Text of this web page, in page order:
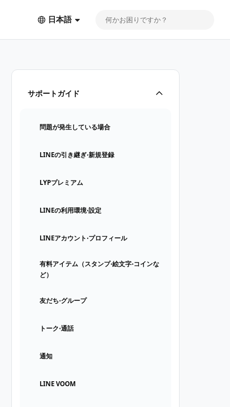
日本語
サポートガイド
問題が発生している場合
LINEの引き継ぎ⋅新規登録
LYPプレミアム
LINEの利用環境⋅設定
LINEアカウント⋅プロフィール
有料アイテム（スタンプ⋅絵文字⋅コインな
ど）
友だち⋅グループ
トーク⋅通話
通知
LINE VOOM